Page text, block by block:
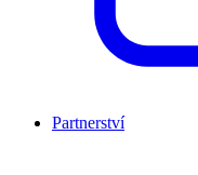
Partnerství